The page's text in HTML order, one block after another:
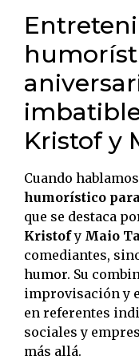
Kristof y
Cuando
humorístico
que se destaca
Kristofy Maio
comediantes,
humor. Su
improvisación y
en referentes
sociales y
más allá.